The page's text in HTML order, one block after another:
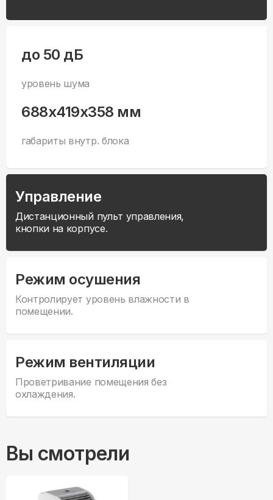
до 50 дБ
уровень шума
688x419x358 мм
габариты внутр. блока
Управление
Дистанционный пульт управления,
кнопки на корпусе.
Режим осушения
Контролирует уровень влажности в
помещении.
Режим вентиляции
Проветривание помещения без
охлаждения.
Вы смотрели